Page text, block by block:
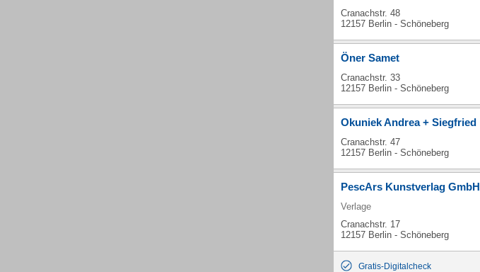
Cranachstr. 48
12157 Berlin - Schöneberg
Öner Samet
Cranachstr. 33
12157 Berlin - Schöneberg
Okuniek Andrea + Siegfried
Cranachstr. 47
12157 Berlin - Schöneberg
PescArs Kunstverlag GmbH
Verlage
Cranachstr. 17
12157 Berlin - Schöneberg
Gratis-Digitalcheck